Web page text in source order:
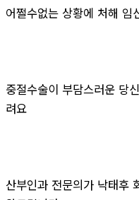
어쩔수없는 상황에 처해 임
중절수술이 부담스러운 당
려요
산부인과 전문의가 낙태후